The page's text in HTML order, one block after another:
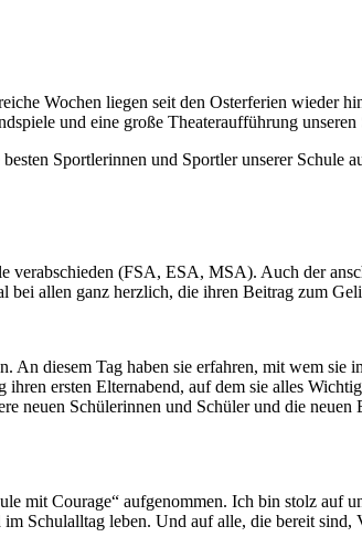
Wochen liegen seit den Osterferien wieder
und eine große Theateraufführung
Sportlerinnen und Sportler unserer Schule
(FSA, ESA, MSA). Auch der
allen ganz herzlich, die ihren Beitrag zum
diesem Tag haben sie erfahren, mit wem sie
ersten Elternabend, auf dem sie alles
neuen Schülerinnen und Schüler und die
mit Courage“ aufgenommen. Ich bin stolz auf
Schulalltag leben. Und auf alle, die bereit sind,